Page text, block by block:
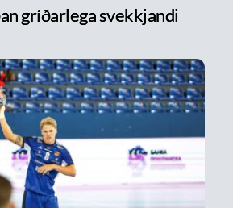
gríðarlega svekkjandi